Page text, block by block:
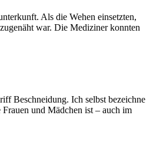
Als die Wehen einsetzten,
war. Die Mediziner konnten
Beschneidung. Ich selbst bezeichne
und Mädchen ist – auch im